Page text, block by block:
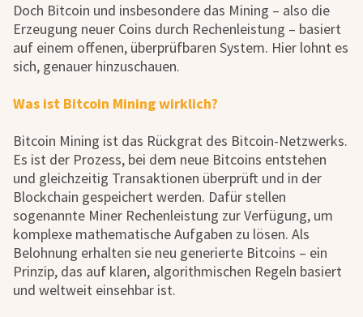
Doch Bitcoin und insbesondere das Mining – also die
Erzeugung neuer Coins durch Rechenleistung – basiert
auf einem offenen, überprüfbaren System. Hier lohnt es
sich, genauer hinzuschauen.
Was ist Bitcoin Mining wirklich?
Bitcoin Mining ist das Rückgrat des Bitcoin-Netzwerks.
Es ist der Prozess, bei dem neue Bitcoins entstehen
und gleichzeitig Transaktionen überprüft und in der
Blockchain gespeichert werden. Dafür stellen
sogenannte Miner Rechenleistung zur Verfügung, um
komplexe mathematische Aufgaben zu lösen. Als
Belohnung erhalten sie neu generierte Bitcoins – ein
Prinzip, das auf klaren, algorithmischen Regeln basiert
und weltweit einsehbar ist.